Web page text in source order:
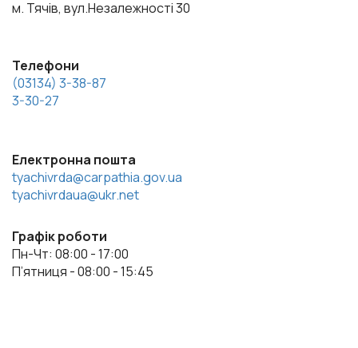
м. Тячів, вул.Незалежності 30
Телефони
(03134) 3-38-87
3-30-27
Електронна пошта
tyachivrda@carpathia.gov.ua
tyachivrdaua@ukr.net
Графік роботи
Пн-Чт: 08:00 - 17:00
П’ятниця - 08:00 - 15:45